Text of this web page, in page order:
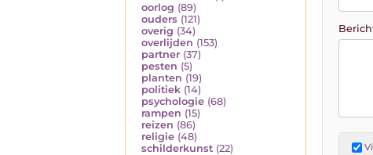
oorlog (89)
ouders (121)
overig (34)
overlijden (153)
partner (37)
pesten (5)
planten (19)
politiek (14)
psychologie (68)
rampen (15)
reizen (86)
religie (48)
schilderkunst (22)